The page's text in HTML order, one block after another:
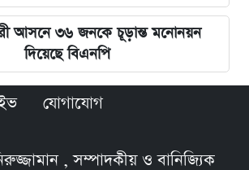
আসনে ৩৬ জনকে চূড়ান্ত মনোনয়ন
দিয়েছে বিএনপি
যোগাযোগ
, সম্পাদকীয় ও বানিজ্যিক